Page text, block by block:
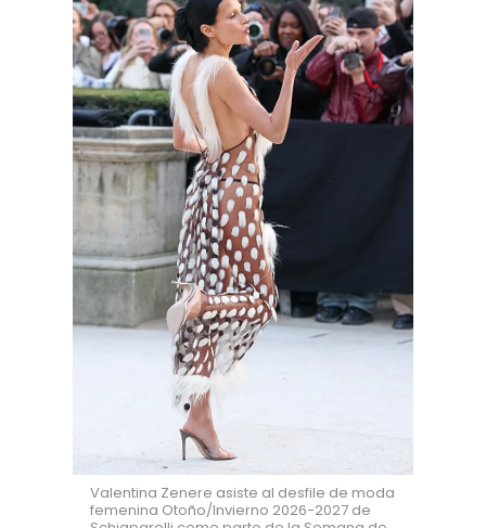
Valentina Zenere asiste al desfile de moda
femenina Otoño/Invierno 2026-2027 de